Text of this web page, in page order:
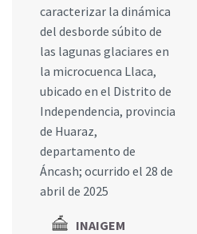
caracterizar la dinámica
del desborde súbito de
las lagunas glaciares en
la microcuenca Llaca,
ubicado en el Distrito de
Independencia, provincia
de Huaraz,
departamento de
Áncash; ocurrido el 28 de
abril de 2025
INAIGEM